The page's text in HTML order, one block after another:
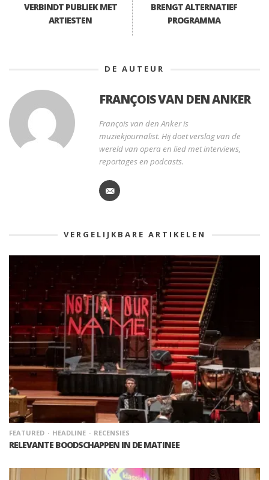
VERBINDT PUBLIEK MET
ARTIESTEN
BRENGT ALTERNATIEF
PROGRAMMA
DE AUTEUR
FRANÇOIS VAN DEN ANKER
François van den Anker is
muziekjournalist. Hij doet verslag van de
wereld van opera en lied met interviews,
reportages en podcasts.
VERGELIJKBARE ARTIKELEN
FEATURED HEADLINE RECENSIES
RELEVANTE BOODSCHAPPEN IN DE MATINEE